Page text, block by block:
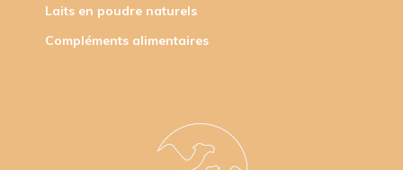
Laits en poudre naturels
Compléments alimentaires